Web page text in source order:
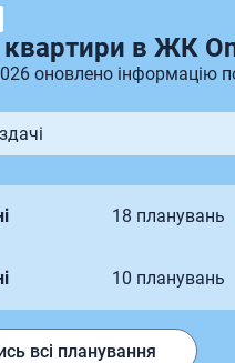
квартири в ЖК
оновлено інформацію
18 планувань
10 планувань
всі планування